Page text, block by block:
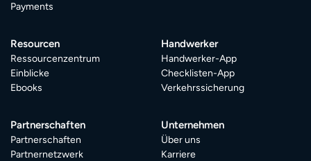
Payments
Resourcen
Ressourcenzentrum
Einblicke
Ebooks
Handwerker
Handwerker-App
Checklisten-App
Verkehrssicherung
Partnerschaften
Partnerschaften
Partnernetzwerk
Unternehmen
Über uns
Karriere